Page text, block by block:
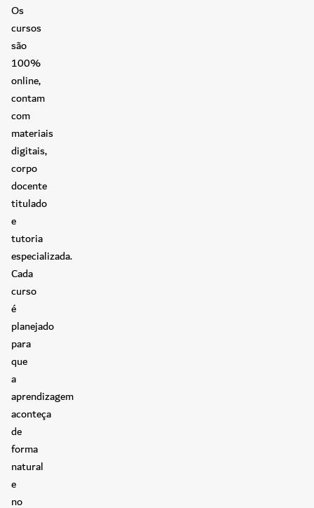
Os
cursos
são
100%
online,
contam
com
materiais
digitais,
corpo
docente
titulado
e
tutoria
especializada.
Cada
curso
é
planejado
para
que
a
aprendizagem
aconteça
de
forma
natural
e
no